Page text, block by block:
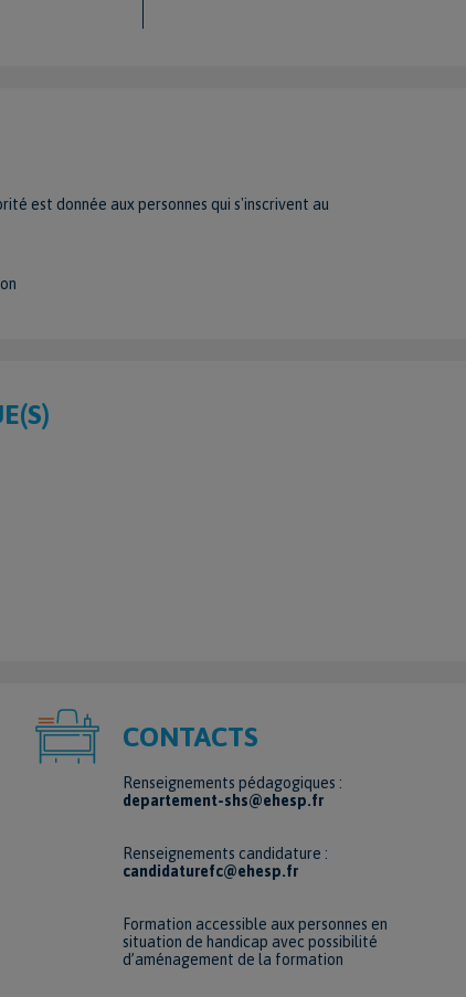
est donnée aux personnes qui s'inscrivent au
CONTACTS
Renseignements pédagogiques :
departement-shs@ehesp.fr
Renseignements candidature :
candidaturefc@ehesp.fr
Formation accessible aux personnes en
situation de handicap avec possibilité
d’aménagement de la formation